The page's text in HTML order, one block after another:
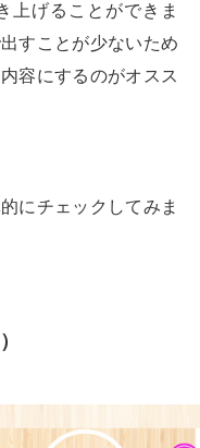
上げることができま
すことが少ないため
容にするのがオスス
にチェックしてみま